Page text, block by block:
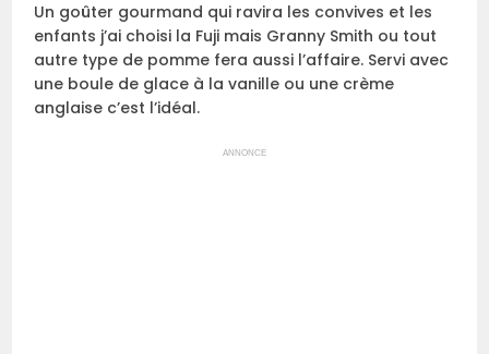
Un goûter gourmand qui ravira les convives et les
enfants j’ai choisi la Fuji mais Granny Smith ou tout
autre type de pomme fera aussi l’affaire. Servi avec
une boule de glace à la vanille ou une crème
anglaise c’est l’idéal.
ANNONCE